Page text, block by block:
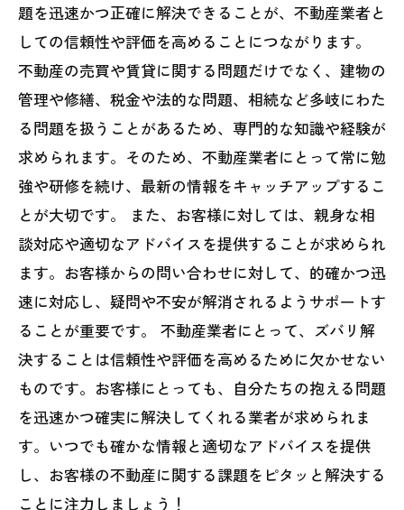
題を迅速かつ正確に解決できることが、不動産業者と
しての信頼性や評価を高めることにつながります。
不動産の売買や賃貸に関する問題だけでなく、建物の
管理や修繕、税金や法的な問題、相続など多岐にわた
る問題を扱うことがあるため、専門的な知識や経験が
求められます。そのため、不動産業者にとって常に勉
強や研修を続け、最新の情報をキャッチアップするこ
とが大切です。 また、お客様に対しては、親身な相
談対応や適切なアドバイスを提供することが求められ
ます。お客様からの問い合わせに対して、的確かつ迅
速に対応し、疑問や不安が解消されるようサポートす
ることが重要です。 不動産業者にとって、ズバリ解
決することは信頼性や評価を高めるために欠かせない
ものです。お客様にとっても、自分たちの抱える問題
を迅速かつ確実に解決してくれる業者が求められま
す。いつでも確かな情報と適切なアドバイスを提供
し、お客様の不動産に関する課題をピタッと解決する
ことに注力しましょう！